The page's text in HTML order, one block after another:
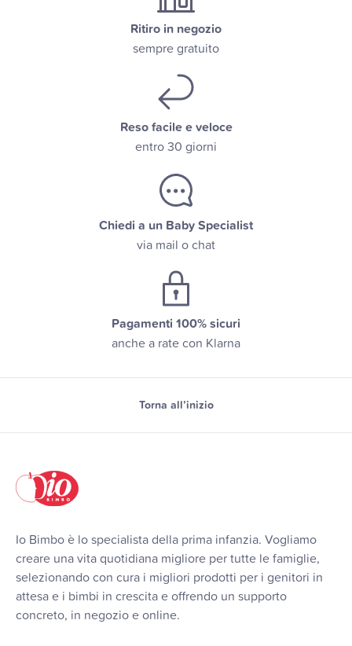
Ritiro in negozio
sempre gratuito
Reso facile e veloce
entro 30 giorni
Chiedi a un Baby Specialist
via mail o chat
Pagamenti 100% sicuri
anche a rate con Klarna
Torna all’inizio
Io Bimbo è lo specialista della prima infanzia. Vogliamo
creare una vita quotidiana migliore per tutte le famiglie,
selezionando con cura i migliori prodotti per i genitori in
attesa e i bimbi in crescita e offrendo un supporto
concreto, in negozio e online.